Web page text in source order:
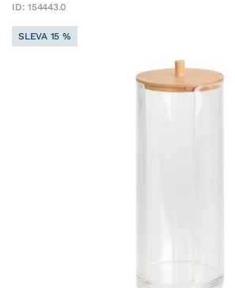
ID: 154443.0
SLEVA 15 %